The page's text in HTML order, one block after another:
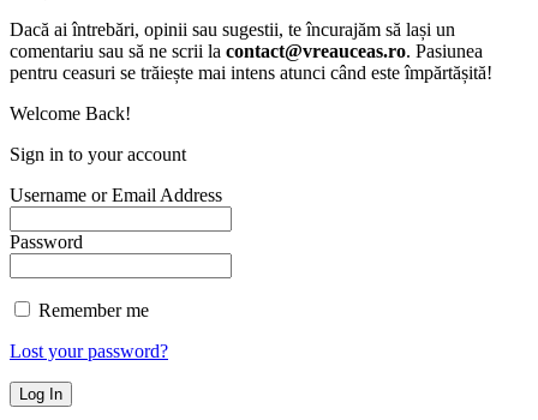
Dacă ai întrebări, opinii sau sugestii, te încurajăm să lași un
comentariu sau să ne scrii la contact@vreauceas.ro. Pasiunea
pentru ceasuri se trăiește mai intens atunci când este împărtășită!
Welcome Back!
Sign in to your account
Username or Email Address
Password
Remember me
Lost your password?